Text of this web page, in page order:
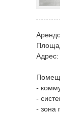
Адрес:
-
-
- зона